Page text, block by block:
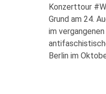
Konzerttour
Grund am 24.
im
Berlin im